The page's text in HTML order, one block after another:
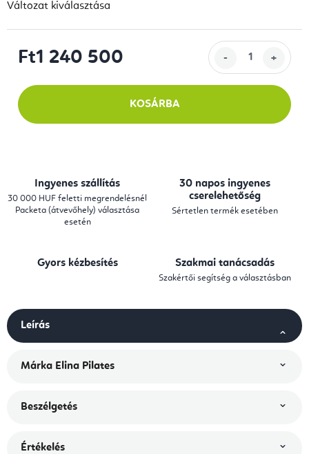
Változat kiválasztása
Ft1 240 500
KOSÁRBA
Ingyenes szállítás
30 000 HUF feletti megrendelésnél
Packeta (átvevőhely) választása
esetén
30 napos ingyenes
cserelehetőség
Sértetlen termék esetében
Gyors kézbesítés Szakmai tanácsadás
Szakértői segítség a választásban
Leírás
Márka Elina Pilates
Beszélgetés
Értékelés